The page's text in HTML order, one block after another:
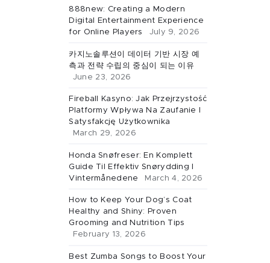
888new: Creating a Modern
Digital Entertainment Experience
for Online Players
July 9, 2026
카지노솔루션이 데이터 기반 시장 예
측과 전략 수립의 중심이 되는 이유
June 23, 2026
Fireball Kasyno: Jak Przejrzystość
Platformy Wpływa Na Zaufanie I
Satysfakcję Użytkownika
March 29, 2026
Honda Snøfreser: En Komplett
Guide Til Effektiv Snørydding I
Vintermånedene
March 4, 2026
How to Keep Your Dog’s Coat
Healthy and Shiny: Proven
Grooming and Nutrition Tips
February 13, 2026
Best Zumba Songs to Boost Your